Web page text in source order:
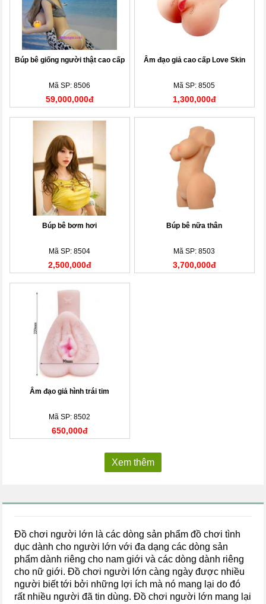
Búp bê giống người thật cao cấp
Mã SP: 8506
59,000,000đ
Âm đạo giả cao cấp Love Skin
Mã SP: 8505
1,300,000đ
Búp bê bơm hơi
Mã SP: 8504
2,500,000đ
Búp bê nữa thân
Mã SP: 8503
3,700,000đ
Âm đạo giả hình trái tim
Mã SP: 8502
650,000đ
Xem thêm
Đồ chơi người lớn là các dòng sản phẩm đồ chơi tình
dục dành cho người lớn với đa dạng các dòng sản
phẩm dành riêng cho nam giới và các dòng dành riêng
cho nữ giới. Đồ chơi người lớn càng ngày được nhiều
người biết tới bởi những lợi ích mà nó mang lại do đó
rất nhiều người đã tin dùng. Đồ chơi người lớn mang lại